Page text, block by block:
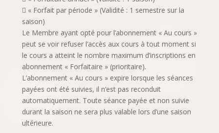
 « Forfait par période » (Validité : 1 semestre sur la
saison)
Le Membre ayant opté pour l’abonnement « Au cours »
peut se voir refuser l’accès aux cours à tout moment si
le cours a atteint le nombre maximum d’inscriptions en
abonnement « Forfaitaire » (prioritaire).
L’abonnement « Au cours » expire lorsque les séances
payées ont été suivies, il n’est pas reconduit
automatiquement. Toute séance payée et non suivie
durant la saison ne sera plus valable lors d’une saison
ultérieure.